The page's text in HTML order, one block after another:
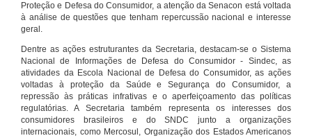
Proteção e Defesa do Consumidor, a atenção da Senacon está voltada
à análise de questões que tenham repercussão nacional e interesse
geral.
Dentre as ações estruturantes da Secretaria, destacam-se o Sistema
Nacional de Informações de Defesa do Consumidor - Sindec, as
atividades da Escola Nacional de Defesa do Consumidor, as ações
voltadas à proteção da Saúde e Segurança do Consumidor, a
repressão às práticas infrativas e o aperfeiçoamento das políticas
regulatórias. A Secretaria também representa os interesses dos
consumidores brasileiros e do SNDC junto a organizações
internacionais, como Mercosul, Organização dos Estados Americanos